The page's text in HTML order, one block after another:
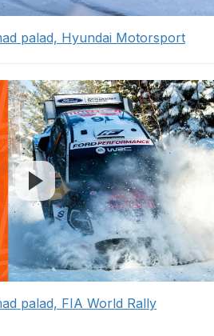
palad, Hyundai Motorsport
palad, FIA World Rally